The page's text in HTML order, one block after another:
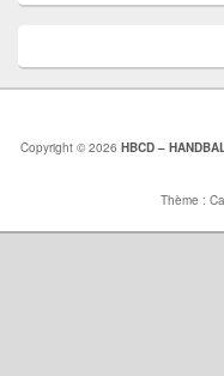
Copyright © 2026 HBCD –
Thème :